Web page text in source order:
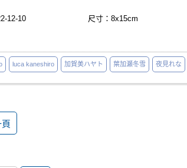
12-10
尺寸：8x15cm
luca kaneshiro 加賀美ハヤト 葉加瀬冬雪 夜見れな